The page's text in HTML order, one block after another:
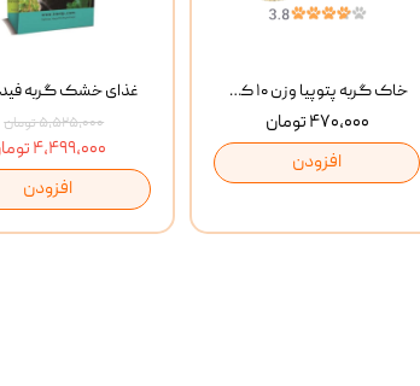
۵,۵۲۵,۰۰۰ تومان
۴,۴۹۹,۰۰۰ تومان
افزودن
خاک گربه پتوپیا وزن ۱۰ کیلوگرم
۴۷۰,۰۰۰ تومان
افزودن